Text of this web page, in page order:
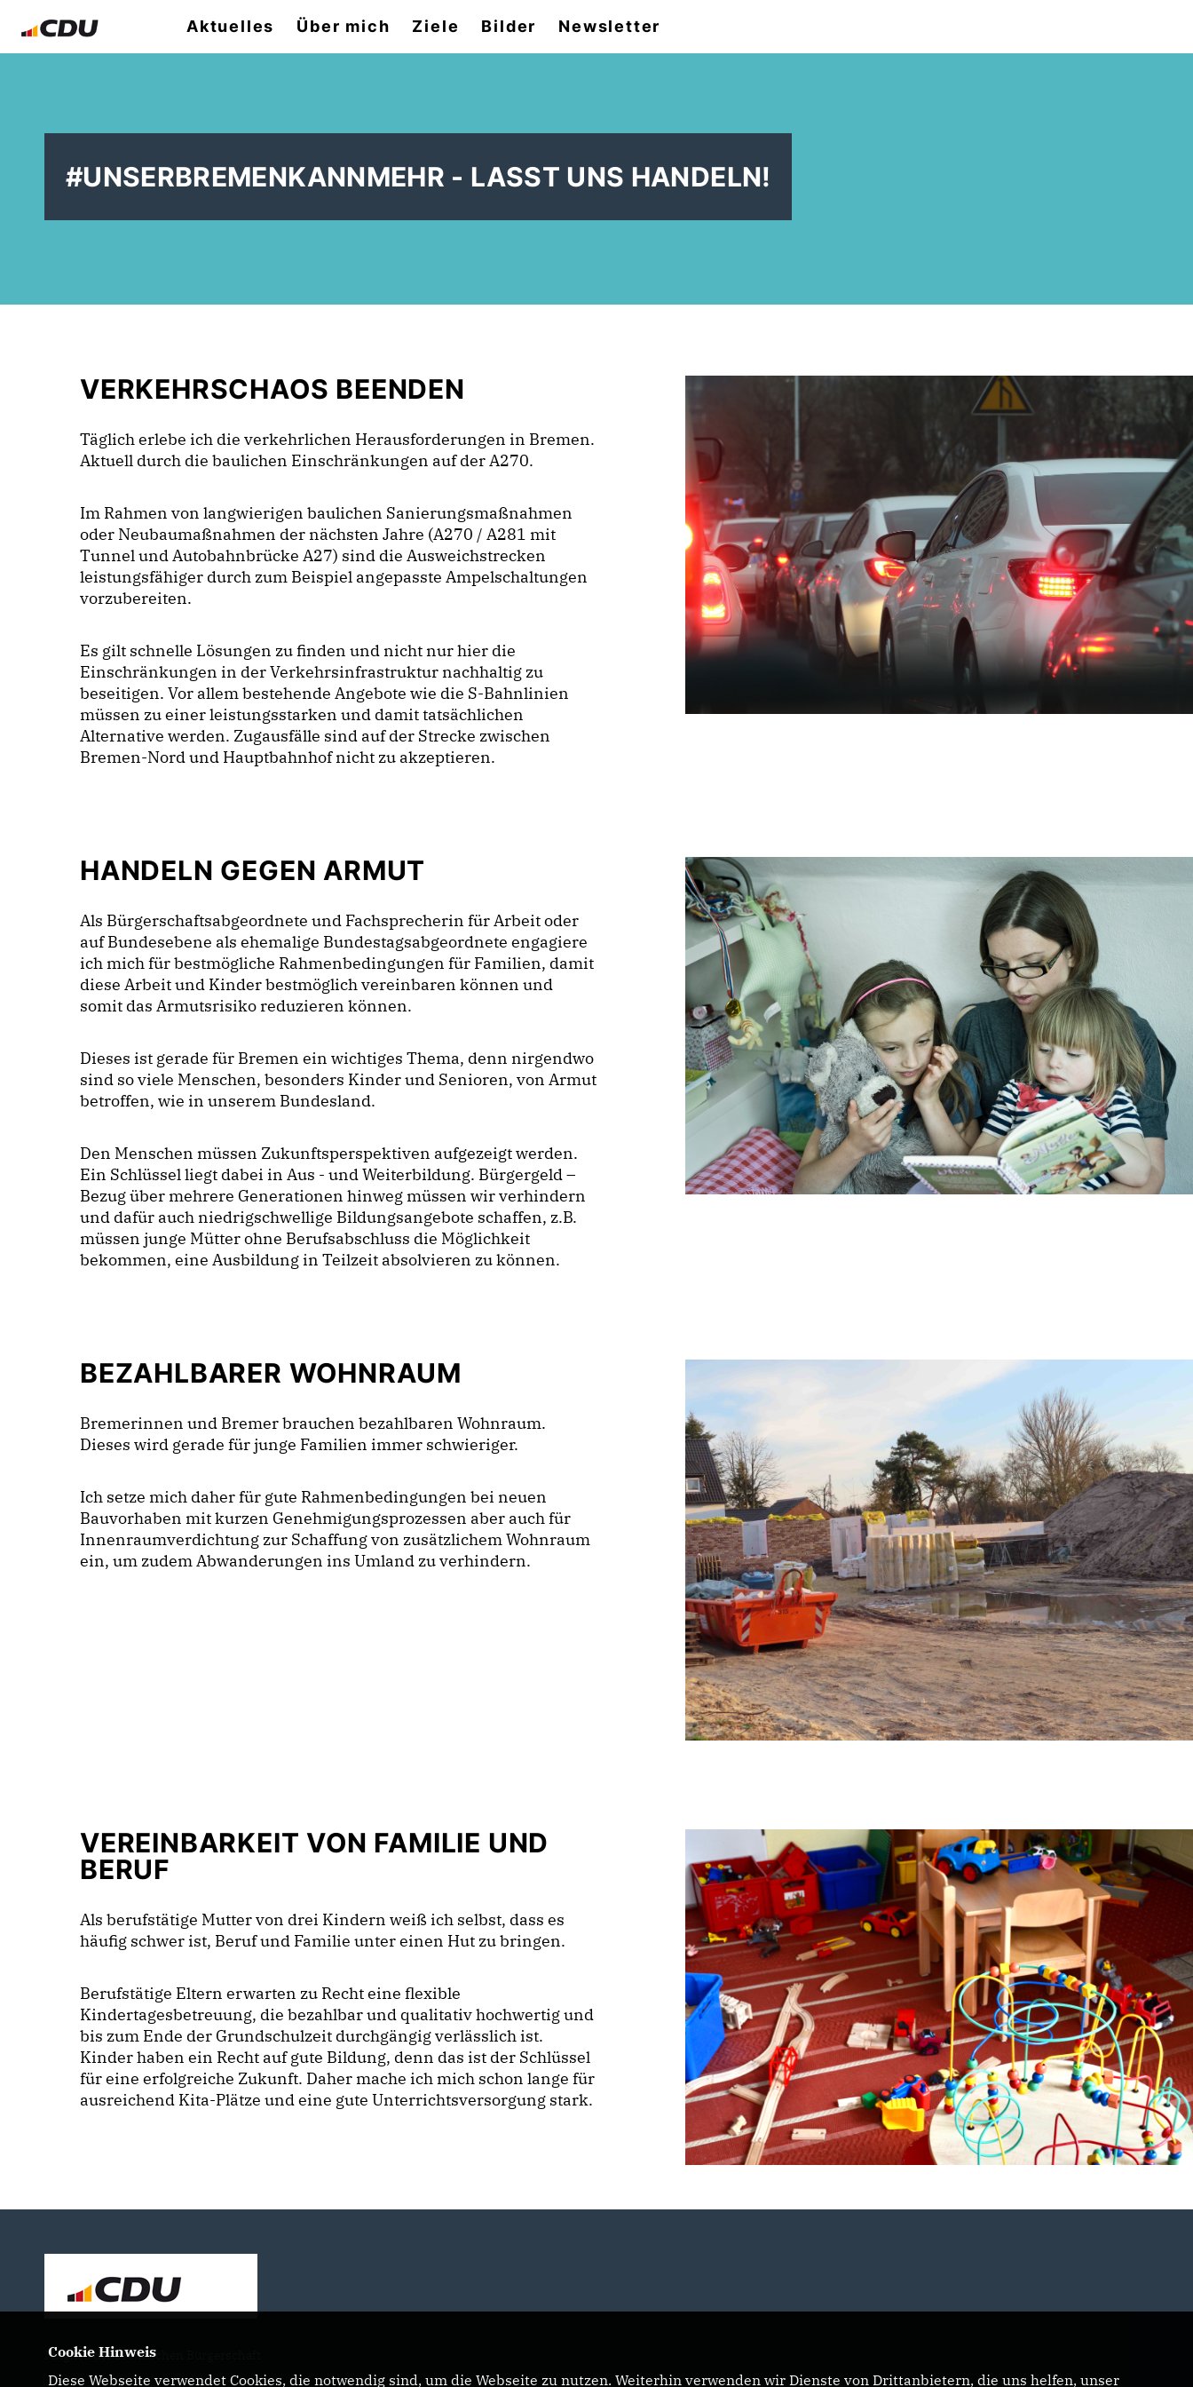
Aktuelles Über mich Ziele Bilder Newsletter
#UNSERBREMENKANNMEHR - LASST UNS HANDELN!
VERKEHRSCHAOS BEENDEN
Täglich erlebe ich die verkehrlichen Herausforderungen in Bremen.
Aktuell durch die baulichen Einschränkungen auf der A270.
Im Rahmen von langwierigen baulichen Sanierungsmaßnahmen
oder Neubaumaßnahmen der nächsten Jahre (A270 / A281 mit
Tunnel und Autobahnbrücke A27) sind die Ausweichstrecken
leistungsfähiger durch zum Beispiel angepasste Ampelschaltungen
vorzubereiten.
Es gilt schnelle Lösungen zu finden und nicht nur hier die
Einschränkungen in der Verkehrsinfrastruktur nachhaltig zu
beseitigen. Vor allem bestehende Angebote wie die S-Bahnlinien
müssen zu einer leistungsstarken und damit tatsächlichen
Alternative werden. Zugausfälle sind auf der Strecke zwischen
Bremen-Nord und Hauptbahnhof nicht zu akzeptieren.
HANDELN GEGEN ARMUT
Als Bürgerschaftsabgeordnete und Fachsprecherin für Arbeit oder
auf Bundesebene als ehemalige Bundestagsabgeordnete engagiere
ich mich für bestmögliche Rahmenbedingungen für Familien, damit
diese Arbeit und Kinder bestmöglich vereinbaren können und
somit das Armutsrisiko reduzieren können.
Dieses ist gerade für Bremen ein wichtiges Thema, denn nirgendwo
sind so viele Menschen, besonders Kinder und Senioren, von Armut
betroffen, wie in unserem Bundesland.
Den Menschen müssen Zukunftsperspektiven aufgezeigt werden.
Ein Schlüssel liegt dabei in Aus - und Weiterbildung. Bürgergeld –
Bezug über mehrere Generationen hinweg müssen wir verhindern
und dafür auch niedrigschwellige Bildungsangebote schaffen, z.B.
müssen junge Mütter ohne Berufsabschluss die Möglichkeit
bekommen, eine Ausbildung in Teilzeit absolvieren zu können.
BEZAHLBARER WOHNRAUM
Bremerinnen und Bremer brauchen bezahlbaren Wohnraum.
Dieses wird gerade für junge Familien immer schwieriger.
Ich setze mich daher für gute Rahmenbedingungen bei neuen
Bauvorhaben mit kurzen Genehmigungsprozessen aber auch für
Innenraumverdichtung zur Schaffung von zusätzlichem Wohnraum
ein, um zudem Abwanderungen ins Umland zu verhindern.
VEREINBARKEIT VON FAMILIE UND
BERUF
Als berufstätige Mutter von drei Kindern weiß ich selbst, dass es
häufig schwer ist, Beruf und Familie unter einen Hut zu bringen.
Berufstätige Eltern erwarten zu Recht eine flexible
Kindertagesbetreuung, die bezahlbar und qualitativ hochwertig und
bis zum Ende der Grundschulzeit durchgängig verlässlich ist.
Kinder haben ein Recht auf gute Bildung, denn das ist der Schlüssel
für eine erfolgreiche Zukunft. Daher mache ich mich schon lange für
ausreichend Kita-Plätze und eine gute Unterrichtsversorgung stark.
Mitglied der Bremischen Bürgerschaft
Cookie Hinweis
Diese Webseite verwendet Cookies, die notwendig sind, um die Webseite zu nutzen. Weiterhin verwenden wir Dienste von Drittanbietern, die uns helfen, unser